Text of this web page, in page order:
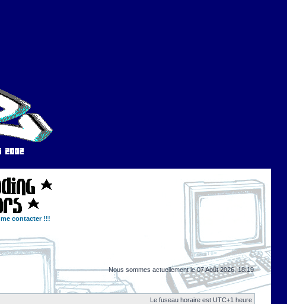
me contacter !!!
Nous sommes actuellement le 07 Août 2026, 18:19
Le fuseau horaire est UTC+1 heure